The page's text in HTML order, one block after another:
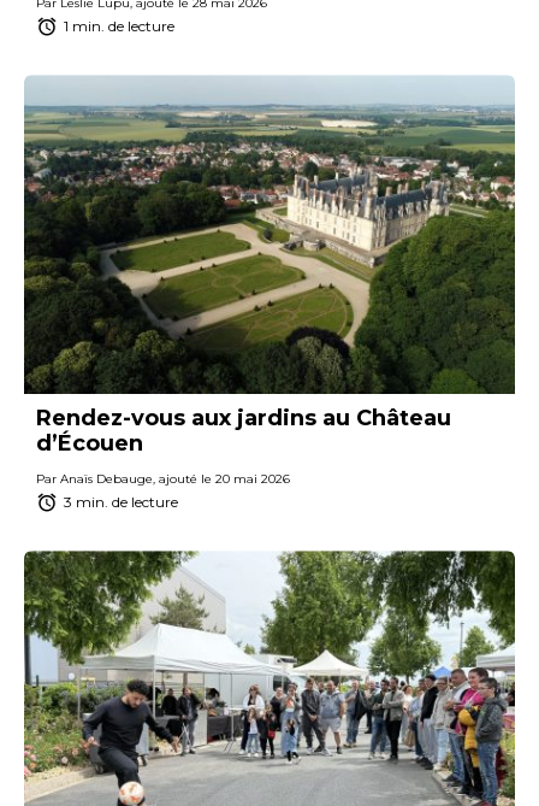
Par Leslie Lupu, ajouté le 28 mai 2026
1 min. de lecture
Rendez-vous aux jardins au Château
d’Écouen
Par Anaïs Debauge, ajouté le 20 mai 2026
3 min. de lecture